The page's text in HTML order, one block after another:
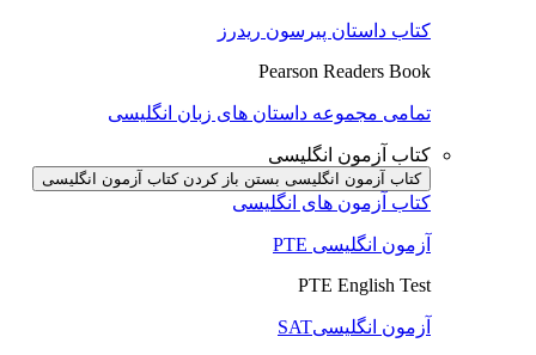
کتاب داستان پیرسون ریدرز
Pearson Readers Book
تمامی مجموعه داستان های زبان انگلیسی
کتاب آزمون انگلیسی
کتاب آزمون انگلیسی بستن باز کردن کتاب آزمون انگلیسی
کتاب آزمون های انگلیسی
آزمون انگلیسی PTE
PTE English Test
آزمون انگلیسیSAT